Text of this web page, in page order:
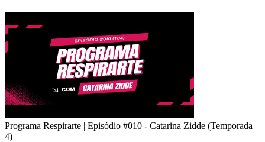
Programa Respirarte | Episódio #010 - Catarina Zidde (Temporada
4)